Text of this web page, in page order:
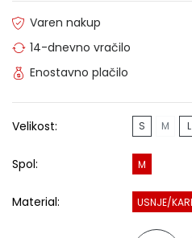
Varen nakup
14-dnevno vračilo
Enostavno plačilo
Velikost: S M L
Spol: M
Material: USNJE/